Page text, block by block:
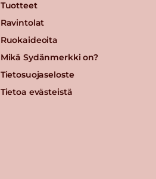
Tuotteet
Ravintolat
Ruokaideoita
Mikä Sydänmerkki on?
Tietosuojaseloste
Tietoa evästeistä